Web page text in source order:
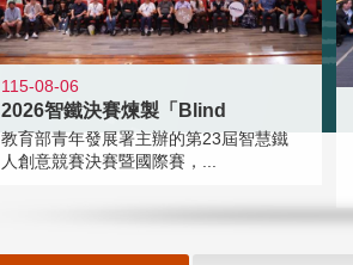
115-08-06
2026智鐵決賽煉製「Blind
教育部青年發展署主辦的第23屆智慧鐵
人創意競賽決賽暨國際賽，...